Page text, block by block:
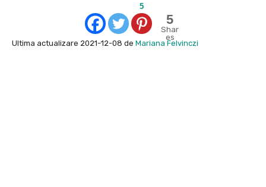
5
5
Shar
es
Ultima actualizare 2021-12-08 de Mariana Felvinczi